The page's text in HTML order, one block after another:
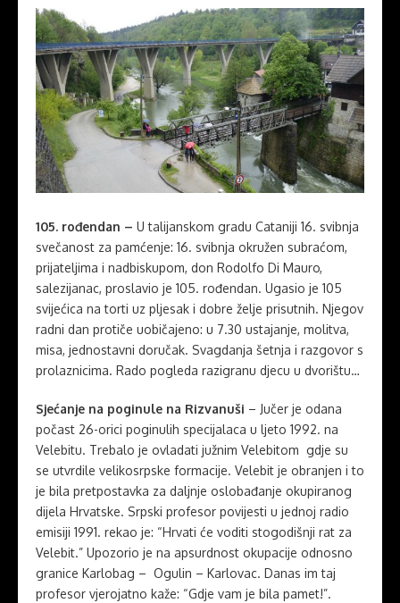
105. rođendan – U talijanskom gradu Cataniji 16. svibnja
svečanost za pamćenje: 16. svibnja okružen subraćom,
prijateljima i nadbiskupom, don Rodolfo Di Mauro,
salezijanac, proslavio je 105. rođendan. Ugasio je 105
svijećica na torti uz pljesak i dobre želje prisutnih. Njegov
radni dan protiče uobičajeno: u 7.30 ustajanje, molitva,
misa, jednostavni doručak. Svagdanja šetnja i razgovor s
prolaznicima. Rado pogleda razigranu djecu u dvorištu…
Sjećanje na poginule na Rizvanuši – Jučer je odana
počast 26-orici poginulih specijalaca u ljeto 1992. na
Velebitu. Trebalo je ovladati južnim Velebitom gdje su
se utvrdile velikosrpske formacije. Velebit je obranjen i to
je bila pretpostavka za daljnje oslobađanje okupiranog
dijela Hrvatske. Srpski profesor povijesti u jednoj radio
emisiji 1991. rekao je: “Hrvati će voditi stogodišnji rat za
Velebit.” Upozorio je na apsurdnost okupacije odnosno
granice Karlobag – Ogulin – Karlovac. Danas im taj
profesor vjerojatno kaže: “Gdje vam je bila pamet!”.